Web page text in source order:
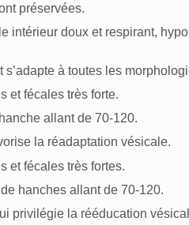
préservées.
intérieur doux et respirant,
à toutes les
et fécales très forte.
allant de 70-120.
la réadaptation vésicale.
et fécales très fortes.
hanches allant de 70-120.
privilégie la rééducation